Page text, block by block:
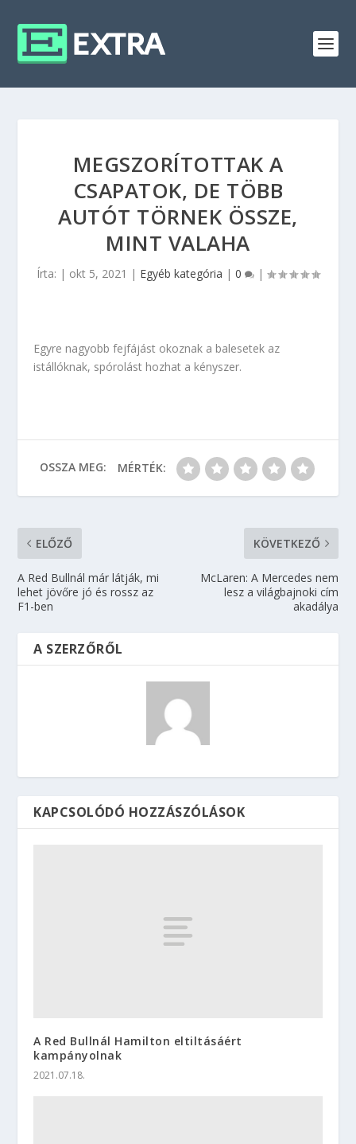
MEGSZORÍTOTTAK A
CSAPATOK, DE TÖBB
AUTÓT TÖRNEK ÖSSZE,
MINT VALAHA
Írta: | okt 5, 2021 | Egyéb kategória | 0 |
Egyre nagyobb fejfájást okoznak a balesetek az
istállóknak, spórolást hozhat a kényszer.
OSSZA MEG: MÉRTÉK:
ELŐZŐ
A Red Bullnál már látják, mi
lehet jövőre jó és rossz az
F1-ben
KÖVETKEZŐ
McLaren: A Mercedes nem
lesz a világbajnoki cím
akadálya
A SZERZŐRŐL
KAPCSOLÓDÓ HOZZÁSZÓLÁSOK
A Red Bullnál Hamilton eltiltásáért
kampányolnak
2021.07.18.